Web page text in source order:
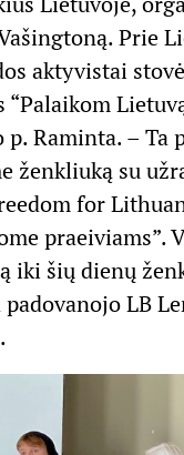
Prie
aktyvistai
“Palaikom
p. Raminta. – Ta
ženkliuką su
for
praeiviams”.
iki šių dienų
LB